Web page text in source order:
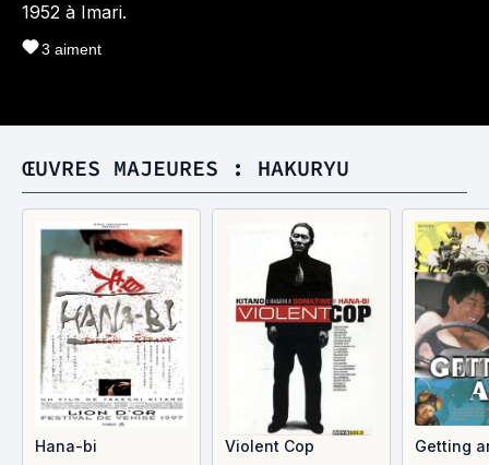
1952 à Imari.
3 aiment
ŒUVRES MAJEURES : HAKURYU
Hana-bi Violent Cop Getting